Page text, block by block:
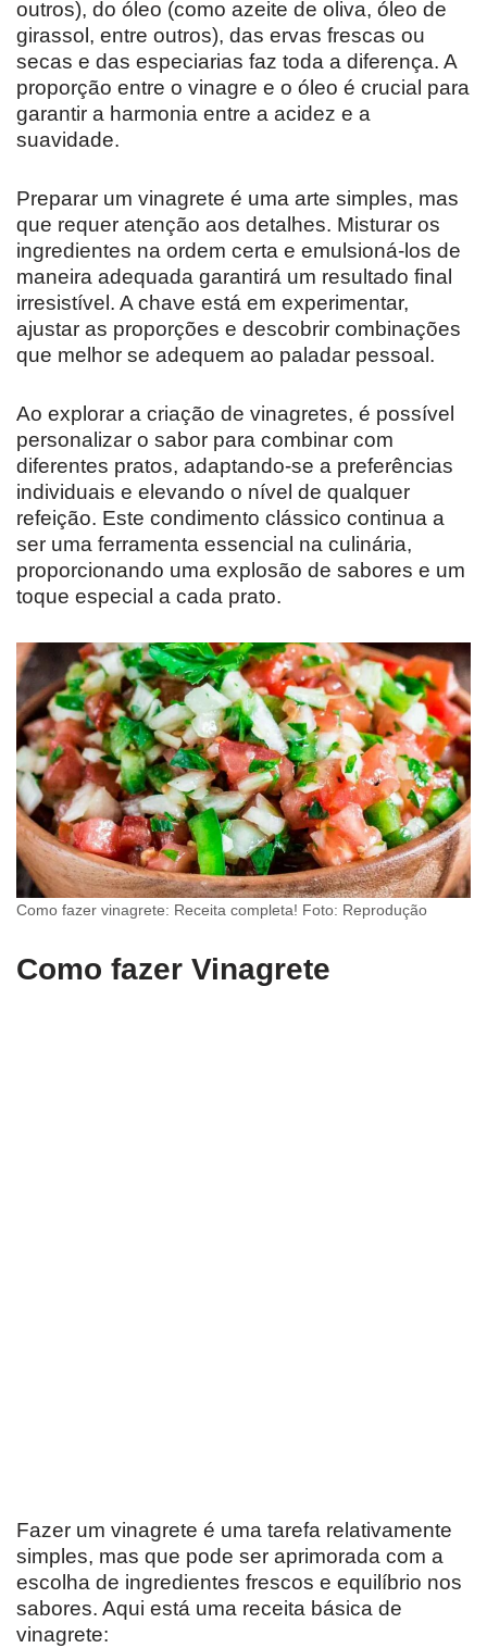
outros), do óleo (como azeite de oliva, óleo de
girassol, entre outros), das ervas frescas ou
secas e das especiarias faz toda a diferença. A
proporção entre o vinagre e o óleo é crucial para
garantir a harmonia entre a acidez e a
suavidade.
Preparar um vinagrete é uma arte simples, mas
que requer atenção aos detalhes. Misturar os
ingredientes na ordem certa e emulsioná-los de
maneira adequada garantirá um resultado final
irresistível. A chave está em experimentar,
ajustar as proporções e descobrir combinações
que melhor se adequem ao paladar pessoal.
Ao explorar a criação de vinagretes, é possível
personalizar o sabor para combinar com
diferentes pratos, adaptando-se a preferências
individuais e elevando o nível de qualquer
refeição. Este condimento clássico continua a
ser uma ferramenta essencial na culinária,
proporcionando uma explosão de sabores e um
toque especial a cada prato.
Como fazer vinagrete: Receita completa! Foto: Reprodução
Como fazer Vinagrete
Fazer um vinagrete é uma tarefa relativamente
simples, mas que pode ser aprimorada com a
escolha de ingredientes frescos e equilíbrio nos
sabores. Aqui está uma receita básica de
vinagrete: